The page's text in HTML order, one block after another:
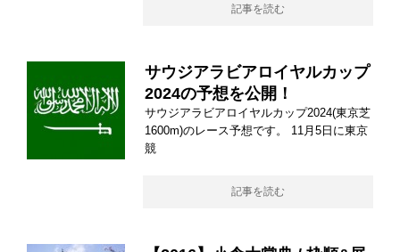
記事を読む
サウジアラビアロイヤルカップ
2024の予想を公開！
サウジアラビアロイヤルカップ2024(東京芝
1600m)のレース予想です。 11月5日に東京
競
記事を読む